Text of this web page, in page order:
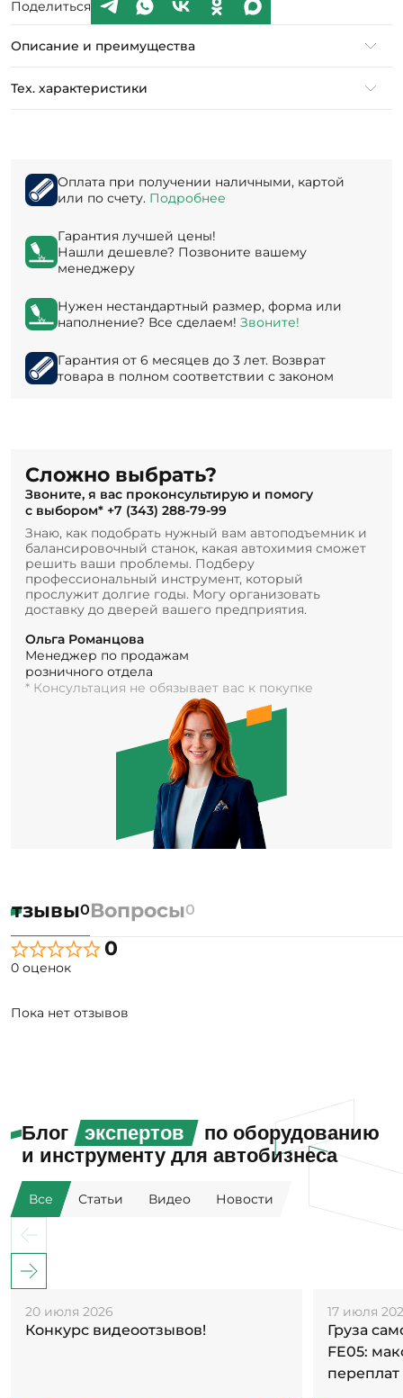
Поделиться
Описание и преимущества
Тех. характеристики
Оплата при получении наличными, картой
или по счету. Подробнее
Гарантия лучшей цены!
Нашли дешевле? Позвоните вашему
менеджеру
Нужен нестандартный размер, форма или
наполнение? Все сделаем! Звоните!
Гарантия от 6 месяцев до 3 лет. Возврат
товара в полном соответствии с законом
Сложно выбрать?
Звоните, я вас проконсультирую и помогу
с выбором* +7 (343) 288-79-99
Знаю, как подобрать нужный вам автоподъемник и
балансировочный станок, какая автохимия сможет
решить ваши проблемы. Подберу
профессиональный инструмент, который
прослужит долгие годы. Могу организовать
доставку до дверей вашего предприятия.
Ольга Романцова
Менеджер по продажам
розничного отдела
* Консультация не обязывает вас к покупке
0Вопросы0
0
0 оценок
Пока нет отзывов
Блог экспертов
по оборудованию
и инструменту для автобизнеса
Все Статьи Видео Новости
20 июля 2026
Конкурс видеоотзывов!
17 июля
Груза
FE05:
переплат